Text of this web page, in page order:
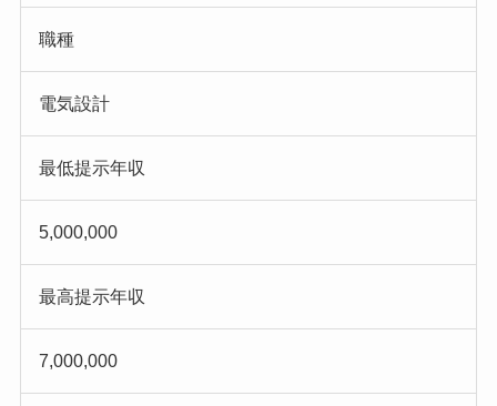
職種
電気設計
最低提示年収
5,000,000
最高提示年収
7,000,000